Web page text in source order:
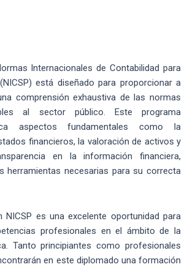
Internacionales de Contabilidad para
está diseñado para proporcionar a
comprensión exhaustiva de las normas
al sector público. Este programa
aspectos fundamentales como la
financieros, la valoración de activos y
en la información financiera,
herramientas necesarias para su correcta
NICSP es una excelente oportunidad para
profesionales en el ámbito de la
Tanto principiantes como profesionales
en este diplomado una formación